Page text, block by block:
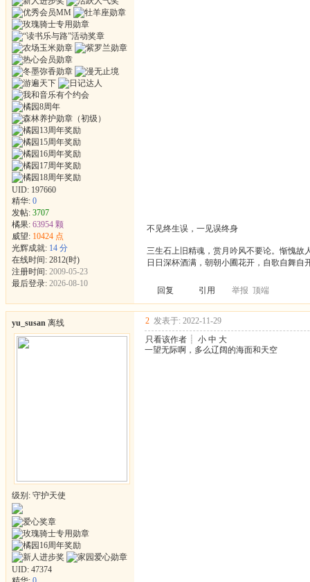
UID: 197660
精华: 0
发帖: 3707
橘果: 63954 颗
威望: 10424 点
光辉成就: 14 分
在线时间: 2812(时)
注册时间: 2009-05-23
最后登录: 2026-08-10
不见终生误，一见误终身
三生石上旧精魂，赏月吟风不要论。惭愧故
日日深杯酒满，朝朝小圃花开，自歌自舞
回复 引用 举报 顶端
yu_susan 离线
级别: 守护天使
UID: 47374
2 发表于: 2022-11-29
只看该作者 ┊ 小 中 大
一望无际啊，多么辽阔的海面和天空